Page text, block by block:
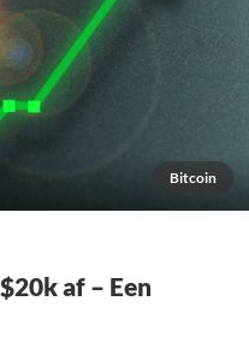
Bitcoin
af – Een